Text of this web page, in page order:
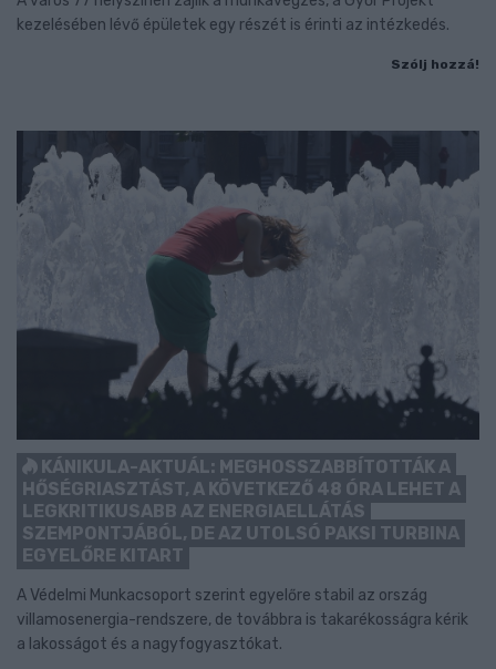
kezelésében lévő épületek egy részét is érinti az intézkedés.
Szólj hozzá!
KÁNIKULA-AKTUÁL: MEGHOSSZABBÍTOTTÁK A
HŐSÉGRIASZTÁST, A KÖVETKEZŐ 48 ÓRA LEHET A
LEGKRITIKUSABB AZ ENERGIAELLÁTÁS
SZEMPONTJÁBÓL, DE AZ UTOLSÓ PAKSI TURBINA
EGYELŐRE KITART
A Védelmi Munkacsoport szerint egyelőre stabil az ország
villamosenergia-rendszere, de továbbra is takarékosságra kérik
a lakosságot és a nagyfogyasztókat.